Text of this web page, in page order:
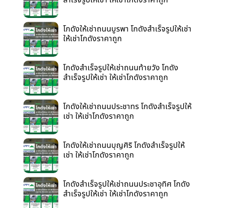
โกดังให้เช่าถนนบูรพา โกดังสำเร็จรูปให้เช่า
ให้เช่าโกดังราคาถูก
โกดังสำเร็จรูปให้เช่าถนนท้ายวัง โกดัง
สำเร็จรูปให้เช่า ให้เช่าโกดังราคาถูก
โกดังให้เช่าถนนประชาทร โกดังสำเร็จรูปให้
เช่า ให้เช่าโกดังราคาถูก
โกดังให้เช่าถนนบุญศิริ โกดังสำเร็จรูปให้
เช่า ให้เช่าโกดังราคาถูก
โกดังสำเร็จรูปให้เช่าถนนประชาอุทิศ โกดัง
สำเร็จรูปให้เช่า ให้เช่าโกดังราคาถูก